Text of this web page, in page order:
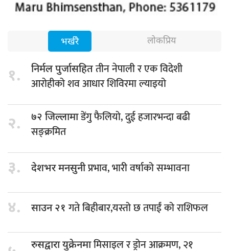
भर्खरै लोकप्रिय
१. निर्मल पुर्जासहिततीन नेपाली र एक विदेशी
आरोहीको शव आधार शिविरमा ल्याइयो
२. ७२ जिल्लामाडेंगु फैलियो, दुई हजारभन्दा बढी
सङ्क्रमित
३. देशभर मनसुनीप्रभाव, भारी वर्षाको सम्भावना
४. साउन २१गते बिहीबार,यस्तो छ तपाईं को राशिफल
रुसद्वारा युक्रेनमामिसाइल र ड्रोन आक्रमण, २१